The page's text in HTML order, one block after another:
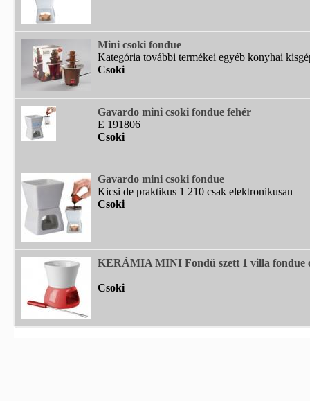
Mini csoki fondue
Kategória további termékei egyéb konyhai
Csoki
Gavardo mini csoki fondue fehér
E 191806
Csoki
Gavardo mini csoki fondue
Kicsi de praktikus 1 210 csak elektronikusan
Csoki
KERÁMIA MINI Fondü szett 1 villa fondue
Csoki